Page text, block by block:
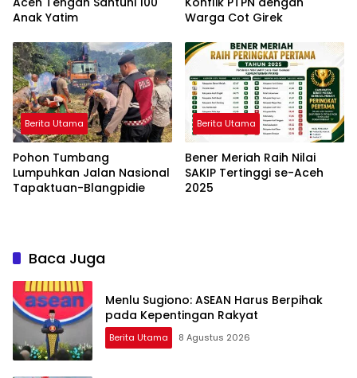
Anak Yatim
Warga Cot Girek
Berita Utama
Pohon Tumbang
Lumpuhkan Jalan Nasional
Tapaktuan-Blangpidie
Berita Utama
Bener Meriah Raih Nilai
SAKIP Tertinggi se-Aceh
2025
Baca Juga
Menlu Sugiono: ASEAN Harus Berpihak
pada Kepentingan Rakyat
Berita Utama 8 Agustus 2026